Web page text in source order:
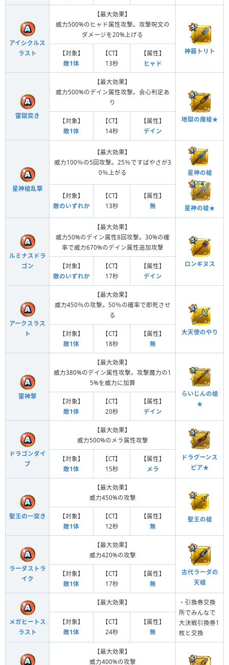
アイシクルス
ラスト
【最大効果】
威力500%のヒャド属性攻撃。攻撃呪文の
ダメージを20%上げる
神器トリト
【対象】
敵1体
【CT】
13秒
【属性】
ヒャド
雷獄突き
【最大効果】
威力500%のデイン属性攻撃。会心判定あ
り
地獄の魔槍★
【対象】
敵1体
【CT】
14秒
【属性】
デイン
星神槍乱撃
【最大効果】
威力100％の5回攻撃。25％ですばやさが3
0％上がる
星神の槍
星神の槍★
【対象】
敵のいずれか
【CT】
13秒
【属性】
無
ルミナスドラ
ゴン
【最大効果】
威力50%のデイン属性8回攻撃。30%の確
率で威力670%のデイン属性追加攻撃
ロンギヌス
【対象】
敵のいずれか
【CT】
17秒
【属性】
デイン
アークスラス
ト
【最大効果】
威力450％の攻撃。50％の確率で即死させ
る
大天使のやり
【対象】
敵1体
【CT】
18秒
【属性】
無
雷神撃
【最大効果】
威力380%のデイン属性攻撃。攻撃魔力の1
5%を威力に加算
らいじんの槍
★
【対象】
敵1体
【CT】
20秒
【属性】
デイン
ドラゴンダイ
ブ
【最大効果】
威力500%のメラ属性攻撃
ドラグーンス
ピア★
【対象】
敵1体
【CT】
15秒
【属性】
メラ
聖王の一突き
【最大効果】
威力450%の攻撃
聖王の槍
【対象】
敵1体
【CT】
12秒
【属性】
無
ラーダストラ
イク
【最大効果】
威力420%の攻撃
古代ラーダの
天槍
【対象】
敵1体
【CT】
17秒
【属性】
無
メガヒートス
ラスト
【最大効果】
・引換券交換
所でみんなで
大決戦引換券1
枚と交換
【対象】
敵1体
【CT】
24秒
【属性】
無
【最大効果】
威力400%の攻撃